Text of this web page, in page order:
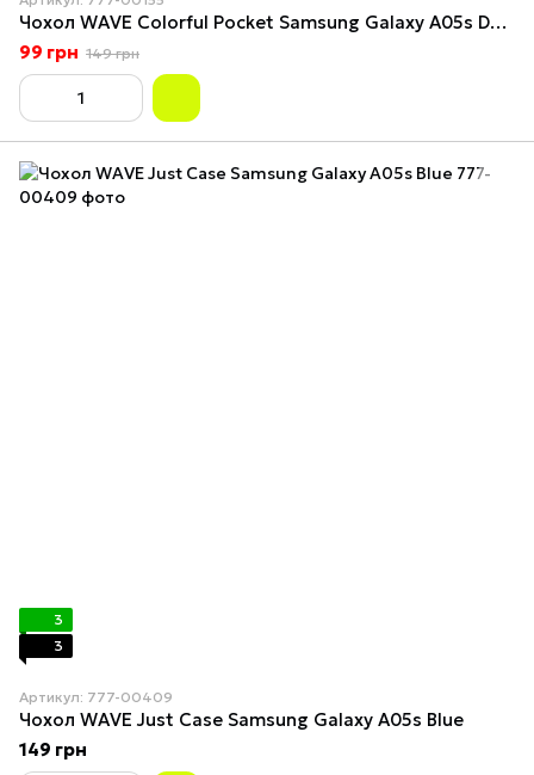
Чохол WAVE Colorful Pocket Samsung Galaxy A05s Dark Green
99 грн 149 грн
3
3
Артикул: 777-00409
Чохол WAVE Just Case Samsung Galaxy A05s Blue
149 грн